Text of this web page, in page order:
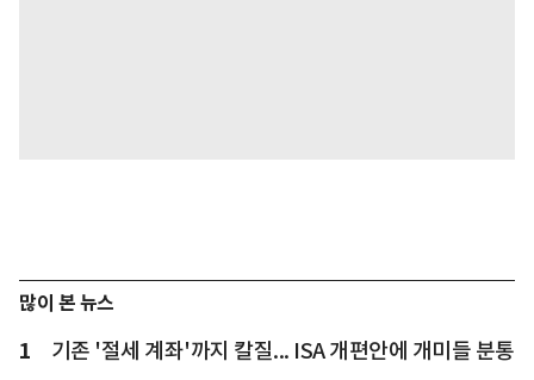
많이 본 뉴스
1 기존 '절세 계좌'까지 칼질... ISA 개편안에 개미들 분통